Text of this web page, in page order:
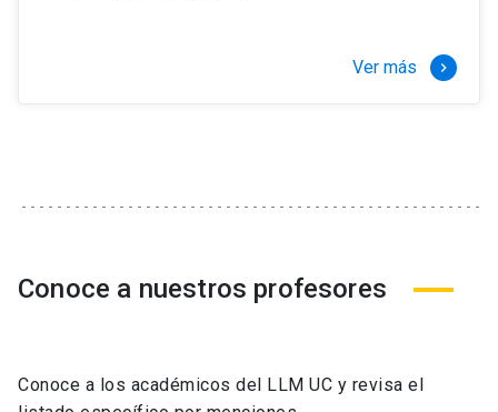
Ver más keyboard_arrow_right
Conoce a nuestros profesores
Conoce a los académicos del LLM UC y revisa el